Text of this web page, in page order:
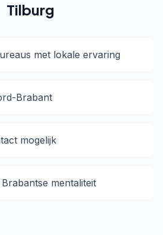
Tilburg
met lokale ervaring
Brabant
mogelijk
mentaliteit